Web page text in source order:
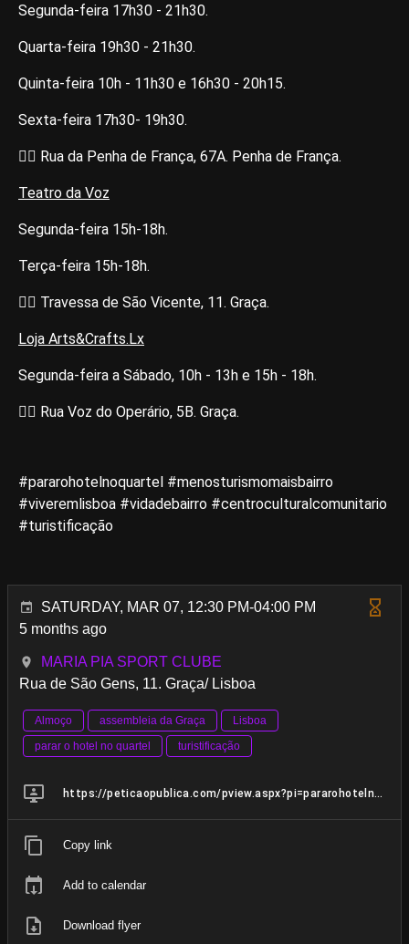
Segunda-feira 17h30 - 21h30.
Quarta-feira 19h30 - 21h30.
Quinta-feira 10h - 11h30 e 16h30 - 20h15.
Sexta-feira 17h30- 19h30.
👉🏽 Rua da Penha de França, 67A. Penha de França.
Teatro da Voz
Segunda-feira 15h-18h.
Terça-feira 15h-18h.
👉🏽 Travessa de São Vicente, 11. Graça.
Loja Arts&Crafts.Lx
Segunda-feira a Sábado, 10h - 13h e 15h - 18h.
👉🏽 Rua Voz do Operário, 5B. Graça.
#pararohotelnoquartel #menosturismomaisbairro
#viveremlisboa #vidadebairro #centroculturalcomunitario
#turistificação
SATURDAY, MAR 07, 12:30 PM-04:00 PM
5 months ago
MARIA PIA SPORT CLUBE
Rua de São Gens, 11. Graça/ Lisboa
Almoço assembleia da Graça
Lisboa
parar o hotel no quartel
turistificação
https://peticaopublica.com/pview.aspx?pi=pararohotelnoquartel
Copy link
Add to calendar
Download flyer